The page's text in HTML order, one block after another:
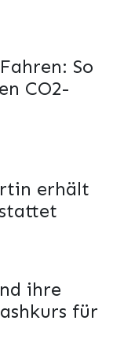
So
CO2-
erhält
ihre
für